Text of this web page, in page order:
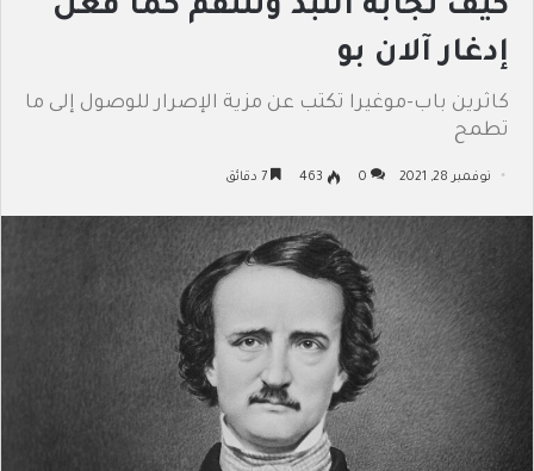
كيف تُجابهُ النَّبذ وتنتقمُ كما فعل
إدغار آلان بو
كاثرين باب-موغيرا تكتب عن مزية الإصرار للوصول إلى ما
تطمح
نوفمبر 28, 2021 0
463